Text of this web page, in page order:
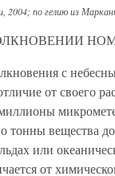
2004; по гелию из
с
от своего
тонны вещества
или
от